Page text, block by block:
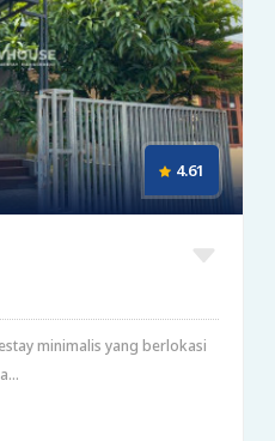
4.61
minimalis yang berlokasi